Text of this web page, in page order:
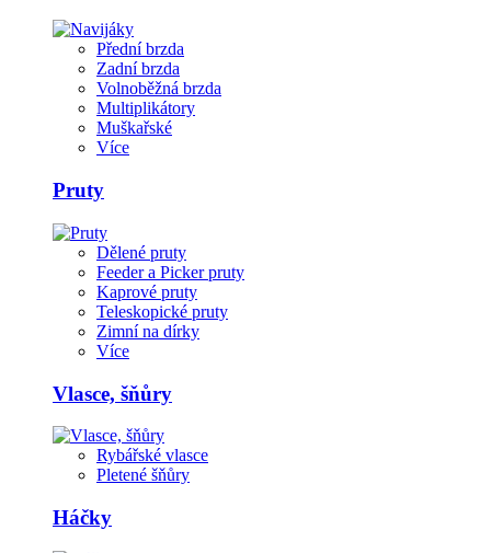
Přední brzda
Zadní brzda
Volnoběžná brzda
Multiplikátory
Muškařské
Více
Pruty
Dělené pruty
Feeder a Picker pruty
Kaprové pruty
Teleskopické pruty
Zimní na dírky
Více
Vlasce, šňůry
Rybářské vlasce
Pletené šňůry
Háčky